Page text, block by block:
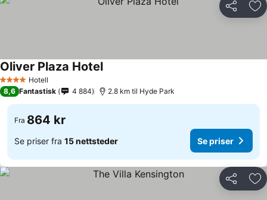
Del
4 StjernerHotell
Oliver Plaza Hotel
8,6 Fantastisk 4 884 2.8 km til Hyde Park
Fra 864 kr
Se priser fra 15 nettsteder Se priser
Del